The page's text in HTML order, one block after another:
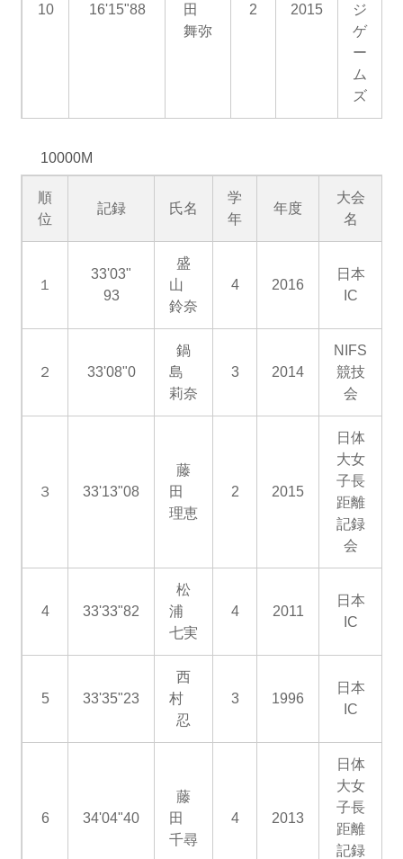
10 16'15"88
田
舞弥
2 2015
ジ
ゲ
ー
ム
ズ
10000M
順
位
記録 氏名
学
年
年度
大会
名
１
33'03"
93
盛
山
鈴奈
4 2016
日本
IC
２ 33'08"0
鍋
島
莉奈
3 2014
NIFS
競技
会
３ 33'13"08
藤
田
理恵
2 2015
日体
大女
子長
距離
記録
会
4 33'33"82
松
浦
七実
4 2011
日本
IC
5 33'35"23
西
村
忍
3 1996
日本
IC
6 34'04"40
藤
田
千尋
4 2013
日体
大女
子長
距離
記録